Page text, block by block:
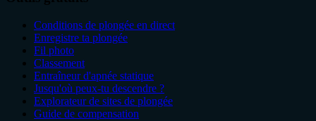
Conditions de plongée en direct
Enregistre ta plongée
Fil photo
Classement
Entraîneur d'apnée statique
Jusqu'où peux-tu descendre ?
Explorateur de sites de plongée
Guide de compensation